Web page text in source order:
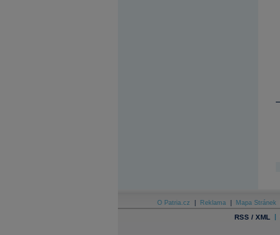
O Patria.cz Reklama Mapa Stránek
RSS / XML |